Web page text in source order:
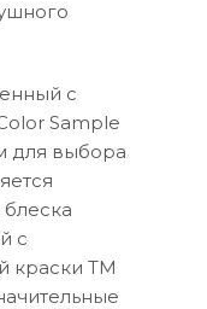
с
Sample
для выбора
с
краски ТМ